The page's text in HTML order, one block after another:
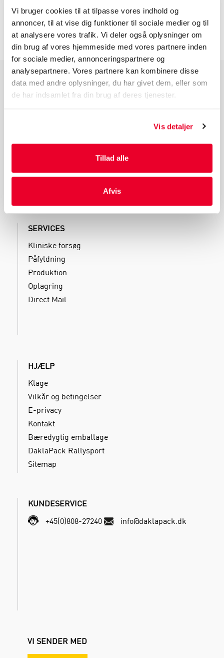
Vi bruger cookies til at tilpasse vores indhold og
annoncer, til at vise dig funktioner til sociale medier og til
at analysere vores trafik. Vi deler også oplysninger om
din brug af vores hjemmeside med vores partnere inden
for sociale medier, annonceringspartnere og
analysepartnere. Vores partnere kan kombinere disse
data med andre oplysninger, du har givet dem, eller som
de har indsamlet fra din brug af deres tjenester.
Vis detaljer
Tillad alle
Afvis
INFORMATION FØR DU BESTILLLER
PRODUKTGRUPPER
Industri Emballage
Medicinsk Emballage
SERVICES
Kliniske forsøg
Påfyldning
Produktion
Oplagring
Direct Mail
HJÆLP
Klage
Vilkår og betingelser
E-privacy
Kontakt
Bæredygtig emballage
DaklaPack Rallysport
Sitemap
KUNDESERVICE
+45(0)808-27240
info@daklapack.dk
VI SENDER MED